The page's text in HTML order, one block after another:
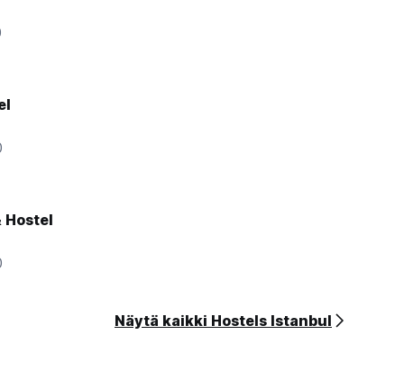
Hostel
Näytä kaikki Hostels Istanbul